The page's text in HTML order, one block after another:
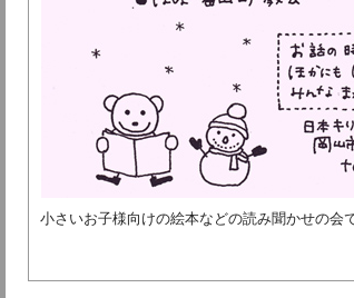
小さいお子様向けの絵本などの読み聞かせの会